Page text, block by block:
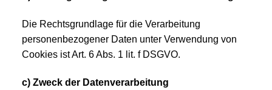
Die Rechtsgrundlage für die Verarbeitung
personenbezogener Daten unter Verwendung von
Cookies ist Art. 6 Abs. 1 lit. f DSGVO.
c) Zweck der Datenverarbeitung